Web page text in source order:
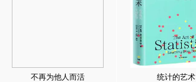
不再为他人而活 统计的艺术